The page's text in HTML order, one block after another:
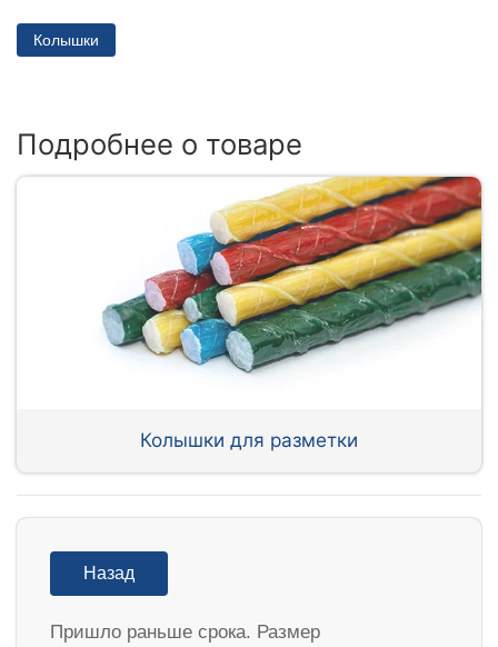
Колышки
Подробнее о товаре
Колышки для разметки
Назад
Пришло раньше срока. Размер